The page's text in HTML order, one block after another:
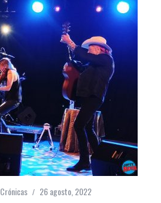
Crónicas 26 agosto, 2022